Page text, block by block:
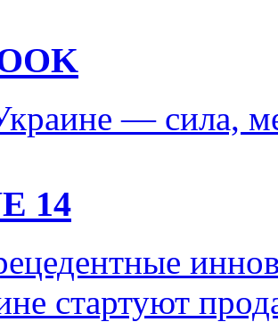
— сила,
14
стартуют